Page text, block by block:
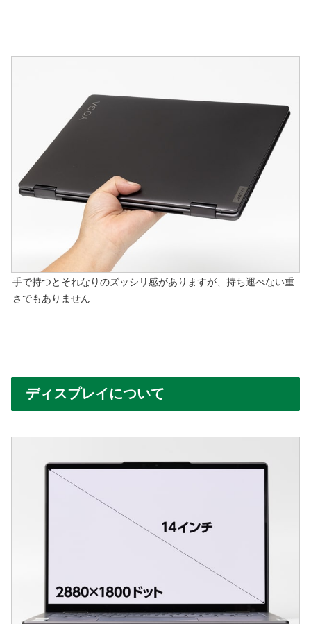
手で持つとそれなりのズッシリ感がありますが、持ち運べない重
さでもありません
ディスプレイについて